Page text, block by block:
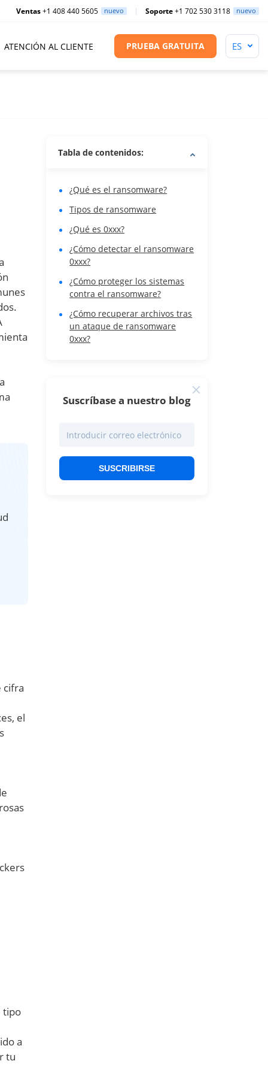
Ventas+1 408 440 5605 nuevo Soporte+1 702 530 3118 nuevo
ATENCIÓN AL CLIENTE PRUEBA GRATUITA
cifra
el
tipo
a
tu
Tabla de contenidos:
¿Qué es el ransomware?
Tipos de ransomware
¿Qué es 0xxx?
¿Cómo detectar el ransomware
0xxx?
¿Cómo proteger los sistemas
contra el ransomware?
¿Cómo recuperar archivos tras
un ataque de ransomware
0xxx?
Suscríbase a nuestro blog
SUSCRIBIRSE